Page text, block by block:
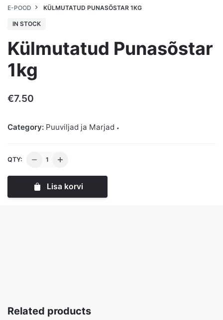
E-POOD KÜLMUTATUD PUNASÕSTAR 1KG
IN STOCK
Külmutatud Punasõstar
1kg
€7.50
Category: Puuviljad ja Marjad
QTY:
Külmutatud
1kg
Lisa korvi
Related products